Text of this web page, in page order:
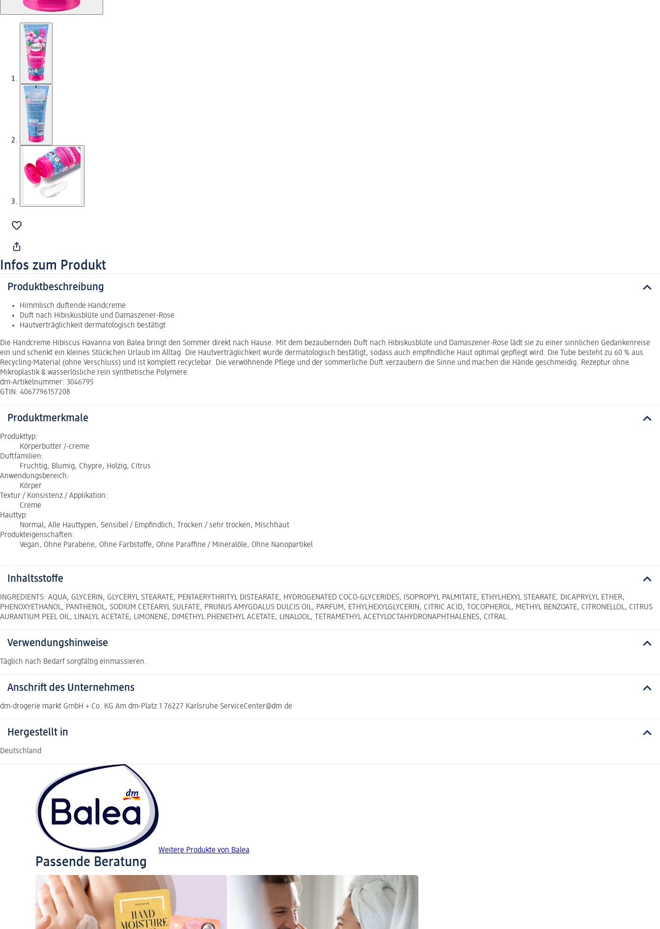
Infos zum Produkt
Produktbeschreibung
Himmlisch duftende Handcreme
Duft nach Hibiskusblüte und Damaszener-Rose
Hautverträglichkeit dermatologisch bestätigt
Die Handcreme Hibiscus Havanna von Balea bringt den Sommer direkt nach Hause. Mit dem bezaubernden Duft nach Hibiskusblüte und Damaszener-Rose lädt sie zu einer sinnlichen Gedankenreise
ein und schenkt ein kleines Stückchen Urlaub im Alltag. Die Hautverträglichkeit wurde dermatologisch bestätigt, sodass auch empfindliche Haut optimal gepflegt wird. Die Tube besteht zu 60 % aus
Recycling-Material (ohne Verschluss) und ist komplett recyclebar. Die verwöhnende Pflege und der sommerliche Duft verzaubern die Sinne und machen die Hände geschmeidig. Rezeptur ohne
Mikroplastik & wasserlösliche rein synthetische Polymere.
dm-Artikelnummer: 3046795
GTIN: 4067796157208
Produktmerkmale
Produkttyp:
Körperbutter /-creme
Duftfamilien:
Fruchtig, Blumig, Chypre, Holzig, Citrus
Anwendungsbereich:
Körper
Textur / Konsistenz / Applikation:
Creme
Hauttyp:
Normal, Alle Hauttypen, Sensibel / Empfindlich, Trocken / sehr trocken, Mischhaut
Produkteigenschaften:
Vegan, Ohne Parabene, Ohne Farbstoffe, Ohne Paraffine / Mineralöle, Ohne Nanopartikel
Inhaltsstoffe
INGREDIENTS: AQUA, GLYCERIN, GLYCERYL STEARATE, PENTAERYTHRITYL DISTEARATE, HYDROGENATED COCO-GLYCERIDES, ISOPROPYL PALMITATE, ETHYLHEXYL STEARATE, DICAPRYLYL ETHER,
PHENOXYETHANOL, PANTHENOL, SODIUM CETEARYL SULFATE, PRUNUS AMYGDALUS DULCIS OIL, PARFUM, ETHYLHEXYLGLYCERIN, CITRIC ACID, TOCOPHEROL, METHYL BENZOATE, CITRONELLOL, CITRUS
AURANTIUM PEEL OIL, LINALYL ACETATE, LIMONENE, DIMETHYL PHENETHYL ACETATE, LINALOOL, TETRAMETHYL ACETYLOCTAHYDRONAPHTHALENES, CITRAL.
Verwendungshinweise
Täglich nach Bedarf sorgfältig einmassieren.
Anschrift des Unternehmens
dm-drogerie markt GmbH + Co. KG Am dm-Platz 1 76227 Karlsruhe ServiceCenter@dm.de
Hergestellt in
Deutschland
Weitere Produkte von Balea
Passende Beratung